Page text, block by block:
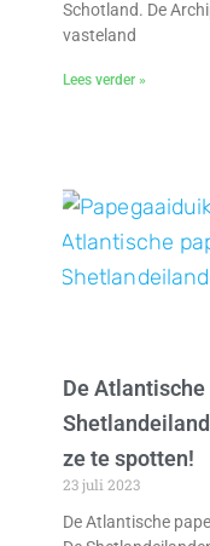
Schotland. De
vasteland
Lees verder »
De
ze te spotten!
23 juli 2023
De Atlantische